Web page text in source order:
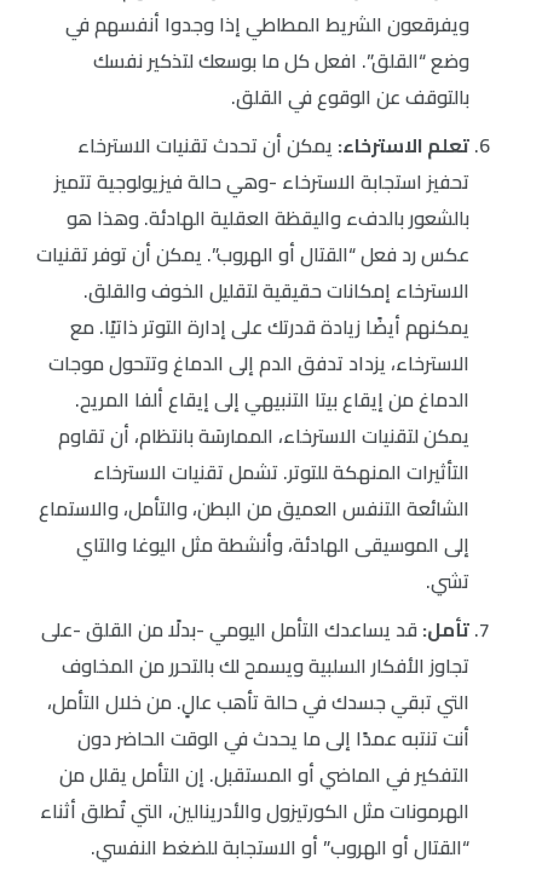
ويفرقعون الشريط المطاطي إذا وجدوا أنفسهم في
وضع “القلق”. افعل كل ما بوسعك لتذكير نفسك
بالتوقف عن الوقوع في القلق.
تعلم الاسترخاء: يمكن أن تحدث تقنيات الاسترخاء
تحفيز استجابة الاسترخاء -وهي حالة فيزيولوجية تتميز
بالشعور بالدفء واليقظة العقلية الهادئة. وهذا هو
عكس رد فعل “القتال أو الهروب”. يمكن أن توفر تقنيات
الاسترخاء إمكانات حقيقية لتقليل الخوف والقلق.
يمكنهم أيضًا زيادة قدرتك على إدارة التوتر ذاتيًا. مع
الاسترخاء، يزداد تدفق الدم إلى الدماغ وتتحول موجات
الدماغ من إيقاع بيتا التنبيهي إلى إيقاع ألفا المريح.
يمكن لتقنيات الاسترخاء، الممارسَة بانتظام، أن تقاوم
التأثيرات المنهكة للتوتر. تشمل تقنيات الاسترخاء
الشائعة التنفس العميق من البطن، والتأمل، والاستماع
إلى الموسيقى الهادئة، وأنشطة مثل اليوغا والتاي
تشي.
تأمل:قد يساعدك التأمل اليومي -بدلًا من القلق -على
تجاوز الأفكار السلبية ويسمح لك بالتحرر من المخاوف
التي تبقي جسدك في حالة تأهب عالٍ. من خلال التأمل،
أنت تنتبه عمدًا إلى ما يحدث في الوقت الحاضر دون
التفكير في الماضي أو المستقبل. إن التأمل يقلل من
الهرمونات مثل الكورتيزول والأدرينالين، التي تُطلق أثناء
“القتال أو الهروب” أو الاستجابة للضغط النفسي.